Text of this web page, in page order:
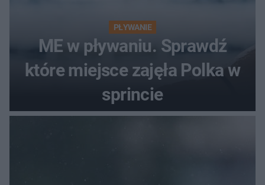
PŁYWANIE
ME w pływaniu. Sprawdź
które miejsce zajęła Polka w
sprincie